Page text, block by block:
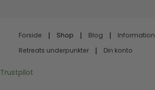
Forside Shop Blog
Information
Retreats underpunkter
Din konto
Trustpilot